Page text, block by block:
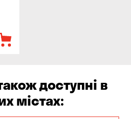
доступні в
містах: